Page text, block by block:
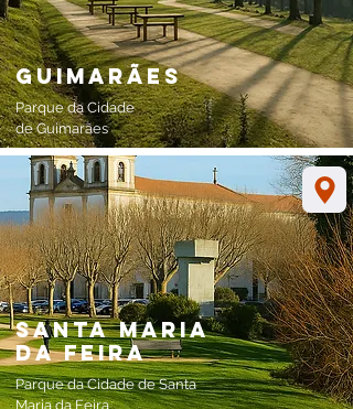
Guimarães
Parque da Cidade
de Guimarães
Santa Maria
da feira
Parque da Cidade de Santa
Maria da Feira